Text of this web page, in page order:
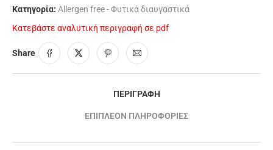
Κατηγορία: Allergen free - Φυτικά διαυγαστικά
Κατεβάστε αναλυτική περιγραφή σε pdf
Share
ΠΕΡΙΓΡΑΦΉ
ΕΠΙΠΛΈΟΝ ΠΛΗΡΟΦΟΡΊΕΣ